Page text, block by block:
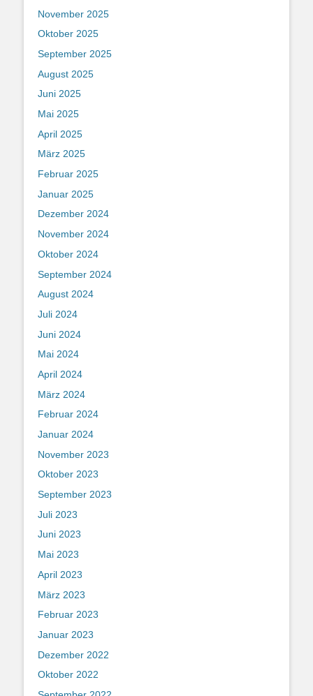
November 2025
Oktober 2025
September 2025
August 2025
Juni 2025
Mai 2025
April 2025
März 2025
Februar 2025
Januar 2025
Dezember 2024
November 2024
Oktober 2024
September 2024
August 2024
Juli 2024
Juni 2024
Mai 2024
April 2024
März 2024
Februar 2024
Januar 2024
November 2023
Oktober 2023
September 2023
Juli 2023
Juni 2023
Mai 2023
April 2023
März 2023
Februar 2023
Januar 2023
Dezember 2022
Oktober 2022